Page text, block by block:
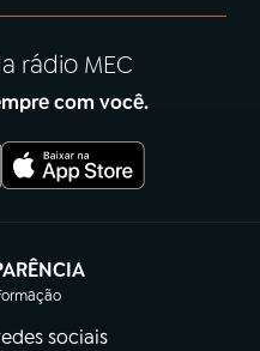
rádio MEC
com você.
em nova aba)
sociais